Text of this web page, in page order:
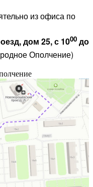
из офиса по
дом 25, с 1000 до
Ополчение)